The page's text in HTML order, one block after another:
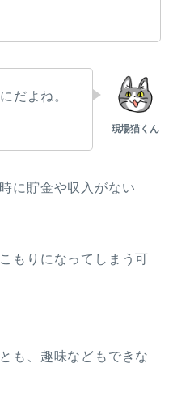
だよね。
に貯金や収入がない
もりになってしまう可
も、趣味などもできな